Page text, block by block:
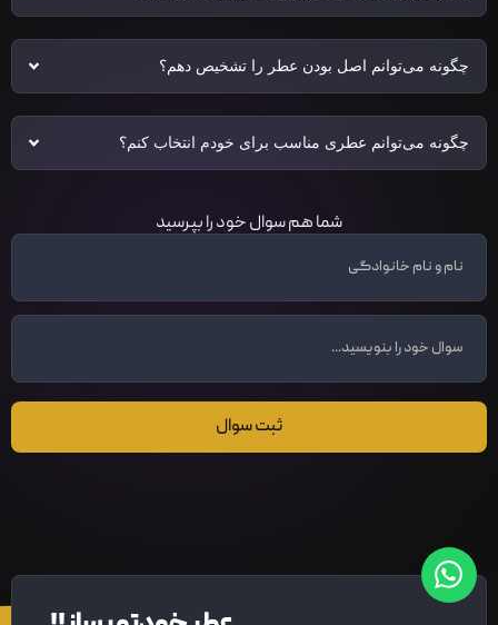
چگونه می‌توانم اصل بودن عطر را تشخیص دهم؟
چگونه می‌توانم عطری مناسب برای خودم انتخاب کنم؟
شما هم سوال خود را بپرسید
ثبت سوال